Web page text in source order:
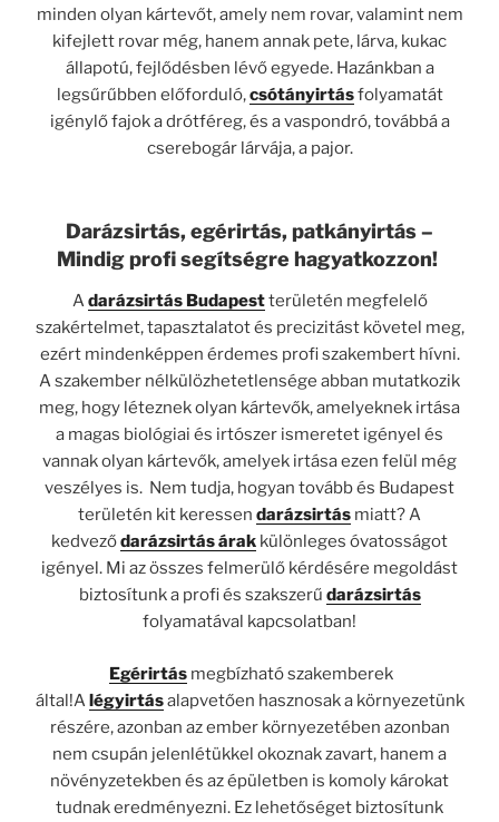
minden olyan kártevőt, amely nem rovar, valamint nem
kifejlett rovar még, hanem annak pete, lárva, kukac
állapotú, fejlődésben lévő egyede. Hazánkban a
legsűrűbben előforduló,csótányirtásfolyamatát
igénylő fajok a drótféreg, és a vaspondró, továbbá a
cserebogár lárvája, a pajor.
Darázsirtás, egérirtás, patkányirtás –
Mindig profi segítségre hagyatkozzon!
Adarázsirtás Budapestterületén megfelelő
szakértelmet, tapasztalatot és precizitást követel meg,
ezért mindenképpen érdemes profi szakembert hívni.
A szakember nélkülözhetetlensége abban mutatkozik
meg, hogy léteznek olyan kártevők, amelyeknek irtása
a magas biológiai és irtószer ismeretet igényel és
vannak olyan kártevők, amelyek irtása ezen felül még
veszélyes is. Nem tudja, hogyan tovább és Budapest
területén kit keressen darázsirtás miatt? A
kedveződarázsirtás árak különleges óvatosságot
igényel. Mi az összes felmerülő kérdésére megoldást
biztosítunk a profi és szakszerű darázsirtás
folyamatával kapcsolatban!
Egérirtás megbízható szakemberek
által!Alégyirtásalapvetően hasznosak a környezetünk
részére, azonban az ember környezetében azonban
nem csupán jelenlétükkel okoznak zavart, hanem a
növényzetekben és az épületben is komoly károkat
tudnak eredményezni. Ez lehetőséget biztosítunk